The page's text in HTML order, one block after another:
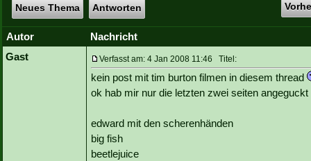
Neues Thema Antworten
Autor
Nachricht
Gast
Verfasst am: 4 Jan 2008 11:46 Titel:
kein post mit tim burton filmen in diesem thread
ok hab mir nur die letzten zwei seiten
edward mit den scherenhänden
big fish
beetlejuice